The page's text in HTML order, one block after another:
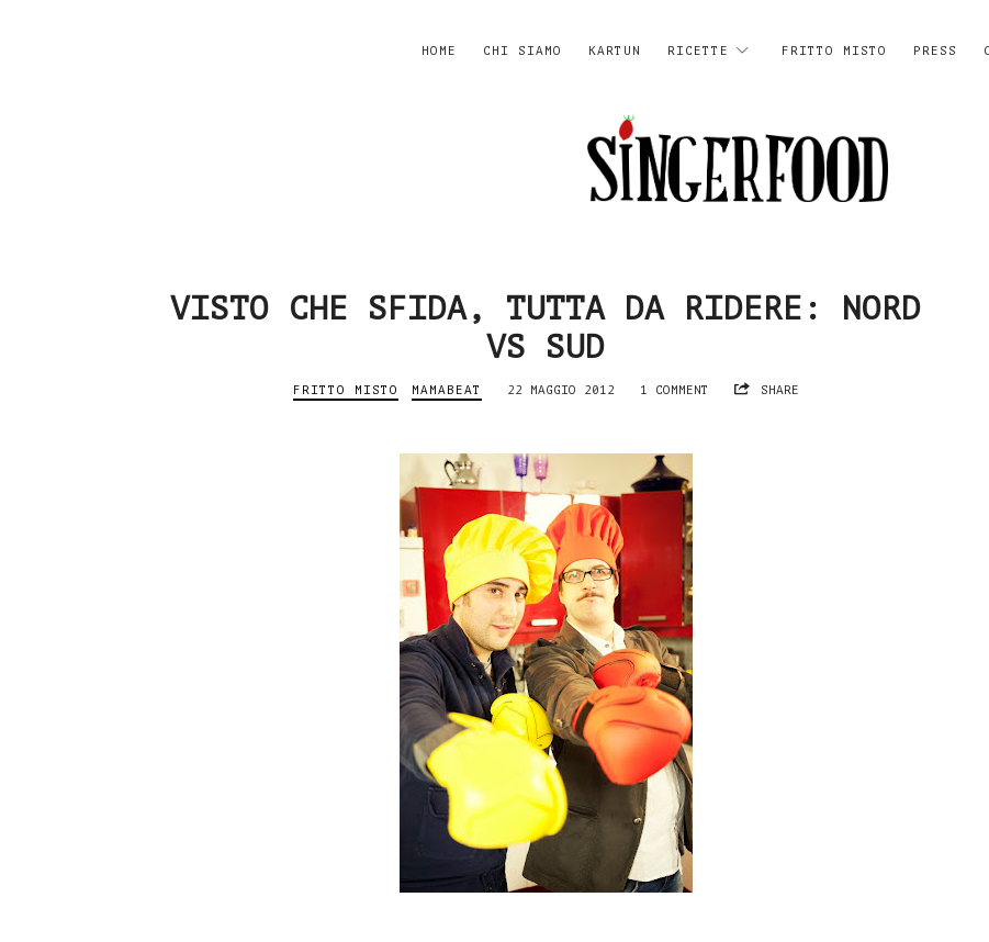
HOME CHI SIAMO KARTUN RICETTE FRITTO MISTO PRESS
SingerFood
VISTO CHE SFIDA, TUTTA DA RIDERE: NORD
VS SUD
FRITTO MISTO MAMABEAT 22 MAGGIO 2012 1 COMMENT SHARE